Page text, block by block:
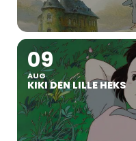
09
AUG
KIKI DEN LILLE HEKS